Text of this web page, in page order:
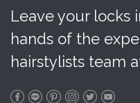
Leave your locks
hands of the
hairstylists team